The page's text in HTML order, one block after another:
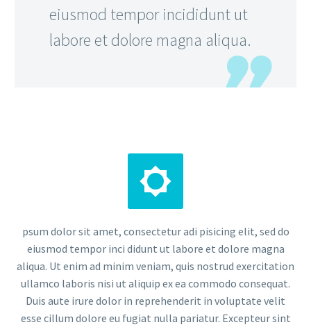
eiusmod tempor incididunt ut
labore et dolore magna aliqua.


psum dolor sit amet, consectetur adi pisicing elit, sed do
eiusmod tempor inci didunt ut labore et dolore magna
aliqua. Ut enim ad minim veniam, quis nostrud exercitation
ullamco laboris nisi ut aliquip ex ea commodo consequat.
Duis aute irure dolor in reprehenderit in voluptate velit
esse cillum dolore eu fugiat nulla pariatur. Excepteur sint